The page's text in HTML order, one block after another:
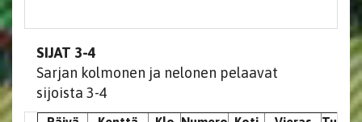
SIJAT 3-4
Sarjan kolmonen ja nelonen pelaavat
sijoista 3-4